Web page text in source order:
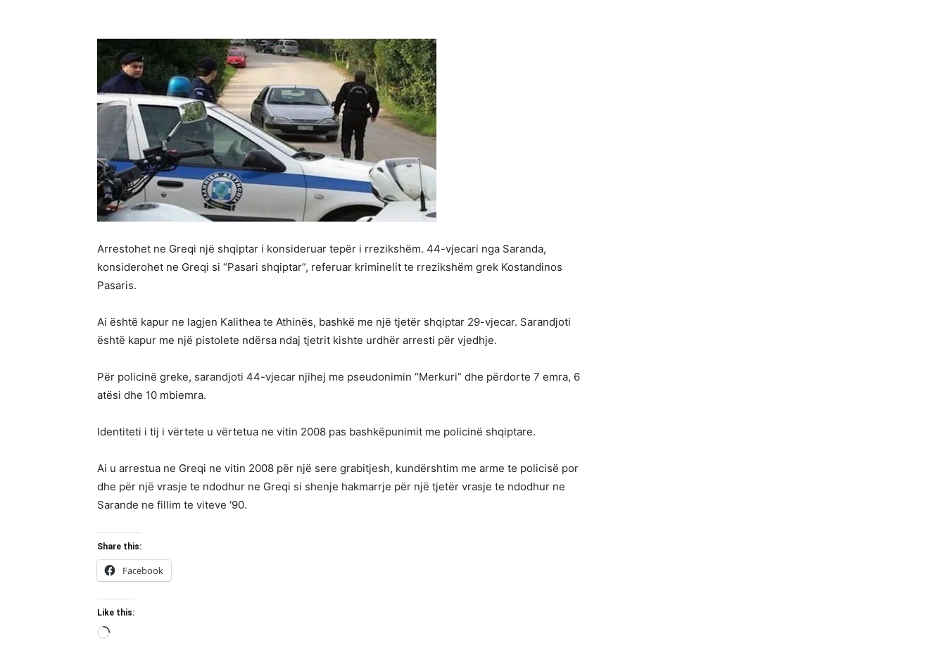
Arrestohet ne Greqi një shqiptar i konsideruar tepër i rrezikshëm. 44-vjecari nga Saranda,
konsiderohet ne Greqi si “Pasari shqiptar”, referuar kriminelit te rrezikshëm grek Kostandinos
Pasaris.
Ai është kapur ne lagjen Kalithea te Athinës, bashkë me një tjetër shqiptar 29-vjecar. Sarandjoti
është kapur me një pistolete ndërsa ndaj tjetrit kishte urdhër arresti për vjedhje.
Për policinë greke, sarandjoti 44-vjecar njihej me pseudonimin “Merkuri” dhe përdorte 7 emra, 6
atësi dhe 10 mbiemra.
Identiteti i tij i vërtete u vërtetua ne vitin 2008 pas bashkëpunimit me policinë shqiptare.
Ai u arrestua ne Greqi ne vitin 2008 për një sere grabitjesh, kundërshtim me arme te policisë por
dhe për një vrasje te ndodhur ne Greqi si shenje hakmarrje për një tjetër vrasje te ndodhur ne
Sarande ne fillim te viteve ‘90.
Share this:
Facebook
Like this: